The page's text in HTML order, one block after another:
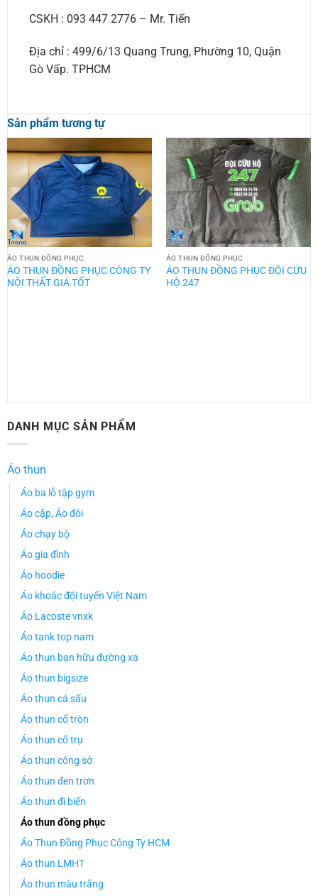
CSKH : 093 447 2776 – Mr. Tiến
Địa chỉ : 499/6/13 Quang Trung, Phường 10, Quận
Gò Vấp. TPHCM
Sản phẩm tương tự
ÁO THUN ĐỒNG PHỤC
ÁO THUN ĐỒNG PHỤC CÔNG TY
NỘI THẤT GIÁ TỐT
ÁO THUN ĐỒNG PHỤC
ÁO THUN ĐỒNG PHỤC ĐỘI CỨU
HỘ 247
DANH MỤC SẢN PHẨM
Áo thun
Áo ba lỗ tập gym
Áo cặp, Áo đôi
Áo chạy bộ
Áo gia đình
Áo hoodie
Áo khoác đội tuyển Việt Nam
Áo Lacoste vnxk
Áo tank top nam
Áo thun bạn hữu đường xa
Áo thun bigsize
Áo thun cá sấu
Áo thun cổ tròn
Áo thun cổ trụ
Áo thun công sở
Áo thun đen trơn
Áo thun đi biển
Áo thun đồng phục
Áo Thun Đồng Phục Công Ty HCM
Áo thun LMHT
Áo thun màu trắng